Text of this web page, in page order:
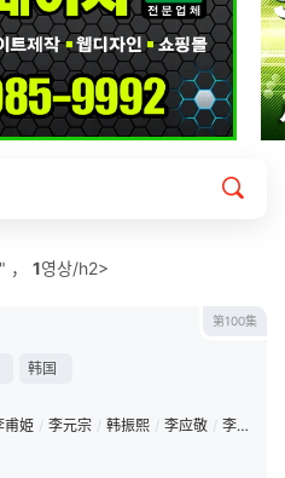
， 1영상/h2>
第100集
韩国
甫姫 / 李元宗 / 韩振熙 / 李应敬 / 李代延